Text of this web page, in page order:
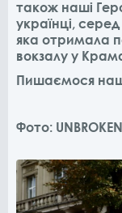
також наші
українці,
яка отримала
вокзалу у
Пишаємося
Фото: